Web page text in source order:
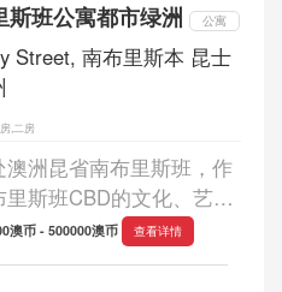
公寓大楼，提供87套房子
。所有水景房均朝...
斯班公寓都市绿洲 公寓
Street, 南布里斯本 昆士
,二房
澳洲昆省南布里斯班，作
里斯班CBD的文化、艺
尚中心，南布里斯班被
为布里斯班的格林威治
澳币 - 500000澳币 查看详情